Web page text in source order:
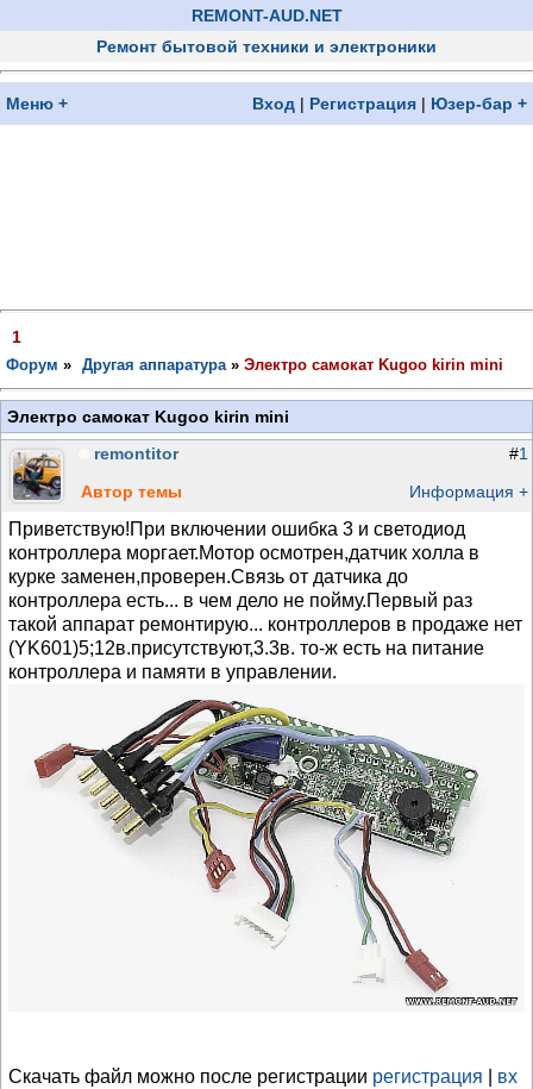
REMONT-AUD.NET
Ремонт бытовой техники и электроники
Меню + Вход | Регистрация | Юзер-бар +
1
Форум » Другая аппаратура » Электро самокат Kugoo kirin mini
Электро самокат Kugoo kirin mini
remontitor
Автор темы
#1
Информация +
Приветствую!При включении ошибка 3 и светодиод
контроллера моргает.Мотор осмотрен,датчик холла в
курке заменен,проверен.Связь от датчика до
контроллера есть... в чем дело не пойму.Первый раз
такой аппарат ремонтирую... контроллеров в продаже нет
(YK601)5;12в.присутствуют,3.3в. то-ж есть на питание
контроллера и памяти в управлении.
Скачать файл можно после регистрации регистрация
вх